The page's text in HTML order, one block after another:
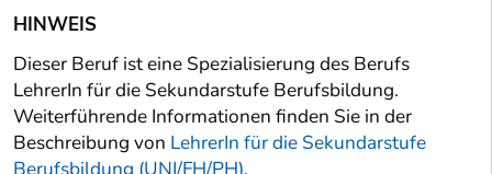
HINWEIS
Dieser Beruf ist eine Spezialisierung des Berufs
LehrerIn für die Sekundarstufe Berufsbildung.
Weiterführende Informationen finden Sie in der
Beschreibung von LehrerIn für die Sekundarstufe